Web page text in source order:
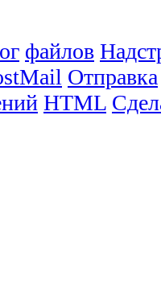
файлов
Отправка
HTML